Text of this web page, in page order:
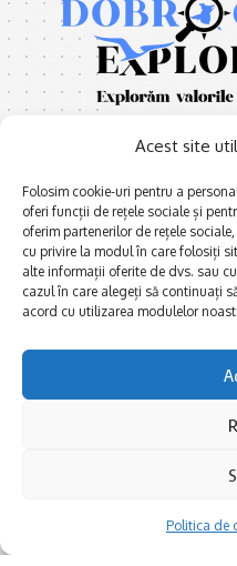
Acest site
Folosim cookie-uri pentru a
oferi funcții de rețele sociale și
oferim partenerilor de rețele
cu privire la modul în care folosiți
alte informații oferite de dvs. sau
cazul în care alegeți să continuați
acord cu utilizarea modulelor
Politica de
E xplorăm Dobrogea,
Explorăm valorile locale:
Deltă, Litoral, cele mai mari
biserici și mănăstiri, cele mai
FRUMOASE POVEȘTI.